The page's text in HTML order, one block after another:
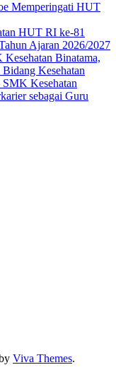
Memperingati HUT
HUT RI ke-81
Ajaran 2026/2027
Binatama,
Kesehatan
Kesehatan
sebagai Guru
Viva Themes.